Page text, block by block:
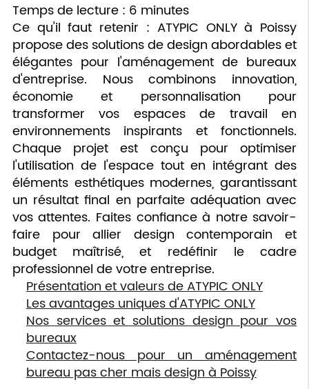
Temps de lecture : 6 minutes
Ce qu'il faut retenir : ATYPIC ONLY à Poissy
propose des solutions de design abordables et
élégantes pour l'aménagement de bureaux
d'entreprise. Nous combinons innovation,
économie et personnalisation pour
transformer vos espaces de travail en
environnements inspirants et fonctionnels.
Chaque projet est conçu pour optimiser
l'utilisation de l'espace tout en intégrant des
éléments esthétiques modernes, garantissant
un résultat final en parfaite adéquation avec
vos attentes. Faites confiance à notre savoir-
faire pour allier design contemporain et
budget maîtrisé, et redéfinir le cadre
professionnel de votre entreprise.
Présentation et valeurs de ATYPIC ONLY
Les avantages uniques d'ATYPIC ONLY
Nos services et solutions design pour vos
bureaux
Contactez-nous pour un aménagement
bureau pas cher mais design à Poissy